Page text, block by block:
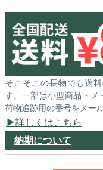
そこそこの長物でも送
す。一部は小型商品・
荷物追跡用の番号をメー
詳しくはこちら
納期について